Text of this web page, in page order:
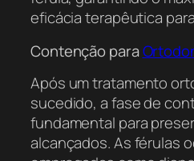
eficácia terapêutica
Contenção para
Após um tratamento
sucedido, a fase de
fundamental para
alcançados. As férulas